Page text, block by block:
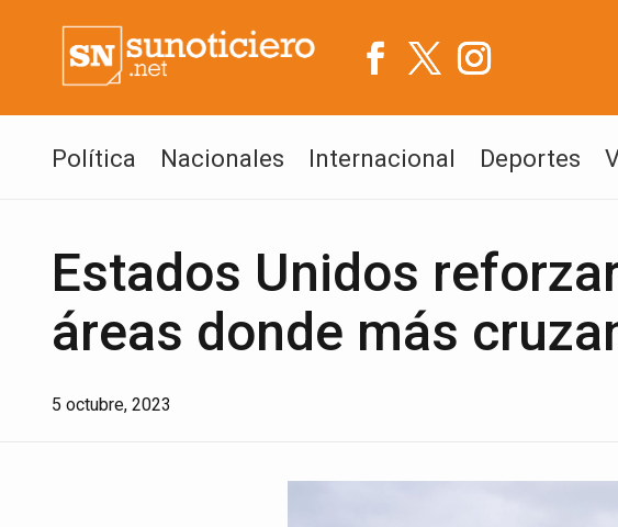
Política Nacionales Internacional Deportes
Estados Unidos
áreas donde más
5 octubre, 2023